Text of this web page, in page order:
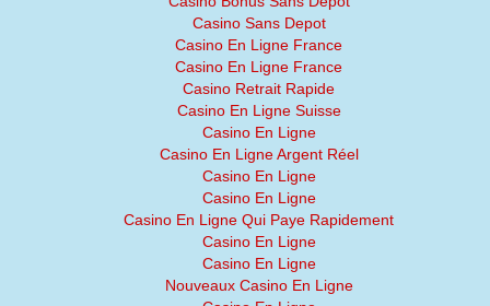
Casino Sans Depot
Casino En Ligne France
Casino En Ligne France
Casino Retrait Rapide
Casino En Ligne Suisse
Casino En Ligne
Casino En Ligne Argent Réel
Casino En Ligne
Casino En Ligne
Casino En Ligne Qui Paye Rapidement
Casino En Ligne
Casino En Ligne
Nouveaux Casino En Ligne